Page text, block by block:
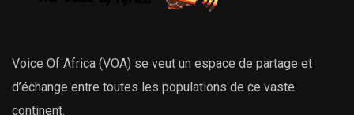
Voice Of Africa (VOA) se veut un espace de partage et
d’échange entre toutes les populations de ce vaste
continent.